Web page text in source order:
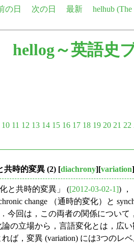
の日 次の日 最新
helhub
hellog～英語史
10 11 12 13 14 15 16 17 18 19 20 21 22
共時的変異 (2) [diachrony][variation
と共時的変異」 ([2012-03-02-1]) ，
change （通時的変化）と
今回は，この両者の関係について
の立場から，言語変化とは，広
ば，変異 (variation) には3つのレ